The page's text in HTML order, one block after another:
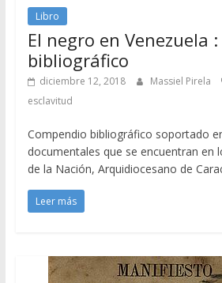
Libro
El negro en Venezuela
bibliográfico
diciembre 12, 2018 Massiel Pirela
esclavitud
Compendio bibliográfico soportado
documentales que se encuentran en
de la Nación, Arquidiocesano de
Leer más